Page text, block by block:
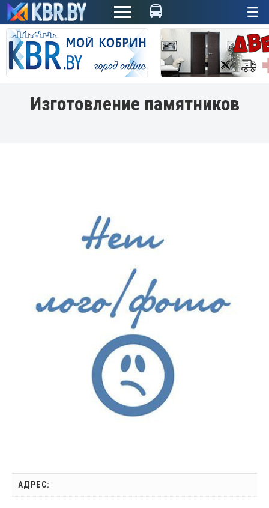
Изготовление памятников
АДРЕС: